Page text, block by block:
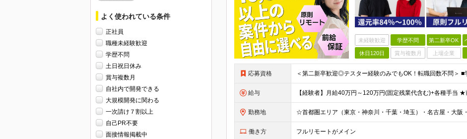
よく使われている条件
正社員
職種未経験歓迎
学歴不問
土日祝日休み
賞与複数月
自社内で開発できる
大規模開発に関わる
一次請け７割以上
自己PR不要
面接情報掲載中
未経験歓迎 学歴不問 第二新卒OK
休日120日 賞与複数月 上場企業
応募資格
給与
勤務地
働き方 フルリモートがメイン